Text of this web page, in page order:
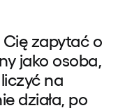
Cię zapytać o
jako osoba,
na
działa, po